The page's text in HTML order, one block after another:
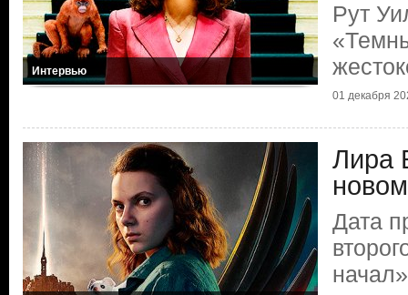
Интервью
Рут
01 декабря
Лира
Дата
начал»